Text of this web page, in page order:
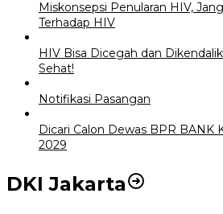
Miskonsepsi Penularan HIV,
Terhadap HIV
HIV Bisa Dicegah dan
Sehat!
Notifikasi Pasangan
Dicari Calon Dewas BPR BANK
2029
DKI Jakarta